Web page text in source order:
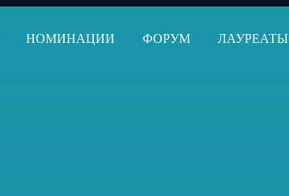
НОМИНАЦИИ ФОРУМ ЛАУРЕАТЫ